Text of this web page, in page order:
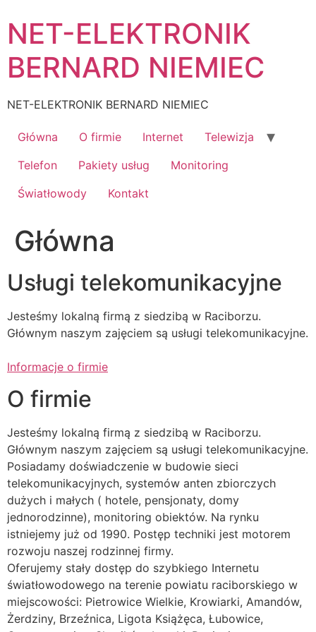
to
content
NET-ELEKTRONIK
BERNARD NIEMIEC
NET-ELEKTRONIK BERNARD NIEMIEC
Główna O firmie Internet
Telewizja
Telefon
Pakiety usług
Monitoring
Światłowody
Kontakt
Główna
Usługi telekomunikacyjne
Jesteśmy lokalną firmą z siedzibą w Raciborzu.
Głównym naszym zajęciem są usługi telekomunikacyjne.
Informacje o firmie
O firmie
Jesteśmy lokalną firmą z siedzibą w Raciborzu.
Głównym naszym zajęciem są usługi telekomunikacyjne.
Posiadamy doświadczenie w budowie sieci
telekomunikacyjnych, systemów anten zbiorczych
dużych i małych ( hotele, pensjonaty, domy
jednorodzinne), monitoring obiektów. Na rynku
istniejemy już od 1990. Postęp techniki jest motorem
rozwoju naszej rodzinnej firmy.
Oferujemy stały dostęp do szybkiego Internetu
światłowodowego na terenie powiatu raciborskiego w
miejscowości: Pietrowice Wielkie, Krowiarki, Amandów,
Żerdziny, Brzeźnica, Ligota Książęca, Łubowice,